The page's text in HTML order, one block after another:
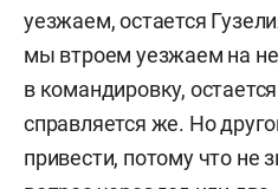
уезжаем, остается
мы втроем уезжаем на
в командировку,
справляется же. Но
привести, потому что не